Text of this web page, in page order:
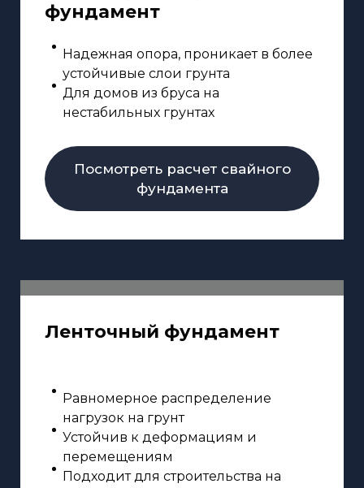
фундамент
Надежная опора, проникает в более
устойчивые слои грунта
Для домов из бруса на
нестабильных грунтах
Посмотреть расчет свайного
фундамента
Ленточный фундамент
Равномерное распределение
нагрузок на грунт
Устойчив к деформациям и
перемещениям
Подходит для строительства на